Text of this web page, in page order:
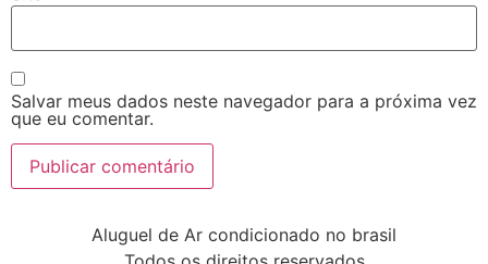
Salvar meus dados neste navegador para a próxima vez
que eu comentar.
Aluguel de Ar condicionado no brasil